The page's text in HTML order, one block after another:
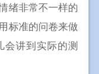
绪非常不一样的
标准的问卷来做
会讲到实际的测